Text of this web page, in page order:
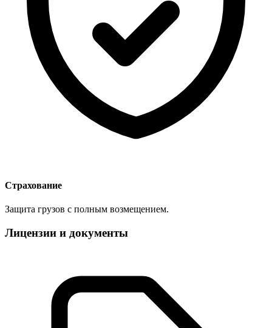
Страхование
Защита грузов с полным возмещением.
Лицензии и документы